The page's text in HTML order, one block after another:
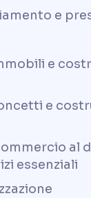
e
e
e
al
essenziali